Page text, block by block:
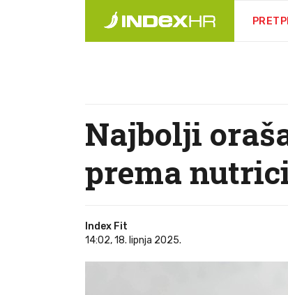
Najbolji
prema
Index Fit
14:02, 18. lipnja 2025.